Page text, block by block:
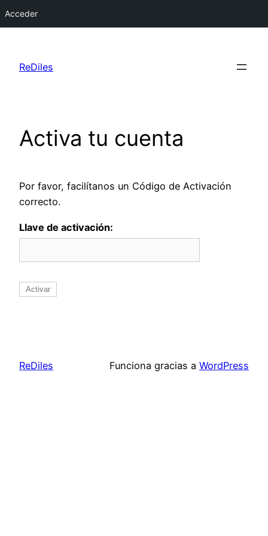
Acceder
contenido
ReDiles
Activa tu cuenta
Por favor, facilítanos un Código de Activación
correcto.
Llave de activación:
ReDiles Funciona gracias a WordPress